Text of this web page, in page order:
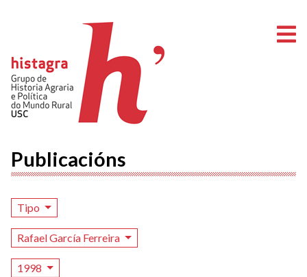
Publicacións
Tipo
Rafael García Ferreira
1998